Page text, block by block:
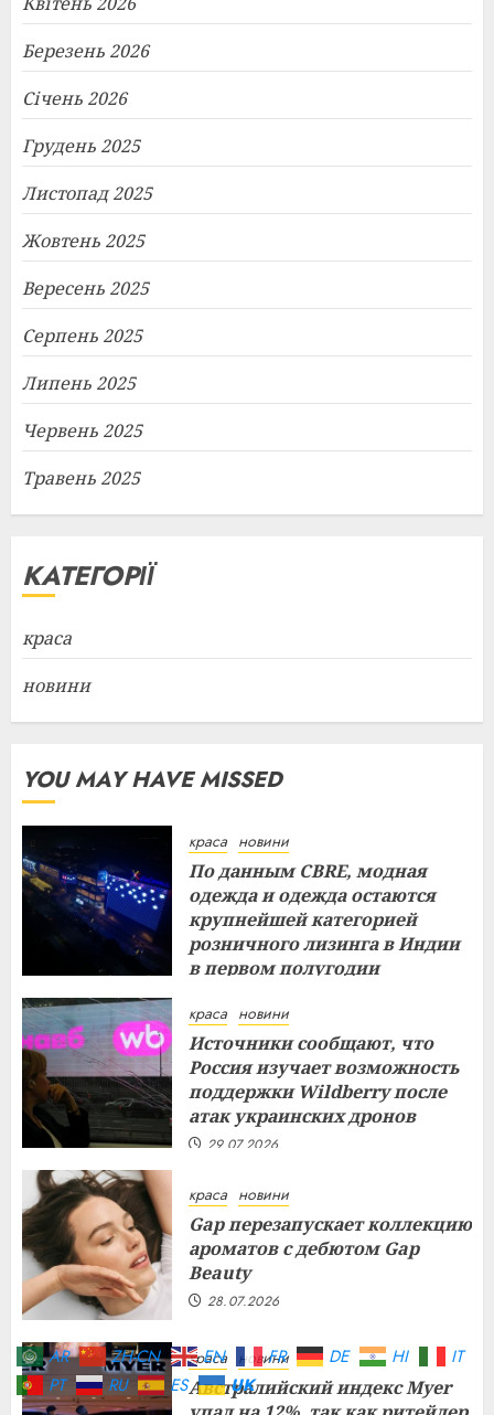
Березень 2026
Січень 2026
Грудень 2025
Листопад 2025
Жовтень 2025
Вересень 2025
Серпень 2025
Липень 2025
Червень 2025
Травень 2025
КАТЕГОРІЇ
краса
новини
YOU MAY HAVE MISSED
краса новини
По данным CBRE, модная
одежда и одежда остаются
крупнейшей категорией
розничного лизинга в Индии
в первом полугодии
краса новини
Источники сообщают, что
Россия изучает возможность
поддержки Wildberry после
атак украинских дронов
29.07.2026
краса новини
Gap перезапускает коллекцию
ароматов с дебютом Gap
Beauty
28.07.2026
краса новини
Австралийский индекс Myer
AR ZH-CN EN FR DE HI
IT
PT
RU ES UK